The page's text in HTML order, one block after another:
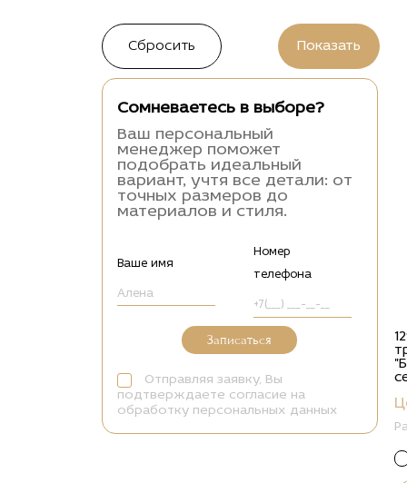
Сомневаетесь в выборе?
Ваш персональный
менеджер поможет
подобрать идеальный
вариант, учтя все детали: от
точных размеров до
материалов и стиля.
Ваше имя
Номер
телефона
Записаться
Отправляя заявку, Вы
подтверждаете согласие на
обработку персональных данных